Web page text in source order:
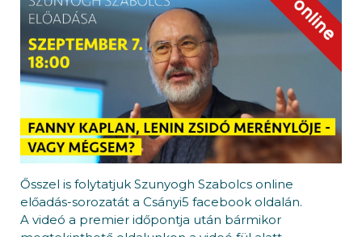
Ősszel is folytatjuk Szunyogh Szabolcs online
előadás-sorozatát a Csányi5 facebook oldalán.
A videó a premier időpontja után bármikor